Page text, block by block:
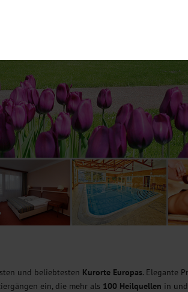
und beliebtesten Kurorte Europas. Elegante
ein, die mehr als 100 Heilquellen in
Betrieb der Seite unbedingt notwendig und
Dienste bei einem erneuten Besuch unserer
Webseite weiter zu verbessern, erfassen
beispielsweise die Besucherzahlen und den
Wir nutzen hierfür Dienste von Google und
Website erfassten Daten, kommen. Weitere
Sie können Ihre Einwilligung jederzeit in den
um Ihnen personalisierte Inhalte, passend